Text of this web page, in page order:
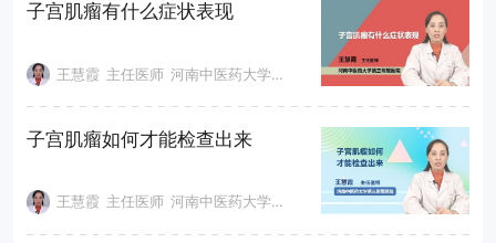
子宫肌瘤有什么症状表现
王慧霞 主任医师 河南中医药大学第三附属医院
子宫肌瘤如何才能检查出来
王慧霞 主任医师 河南中医药大学第三附属医院